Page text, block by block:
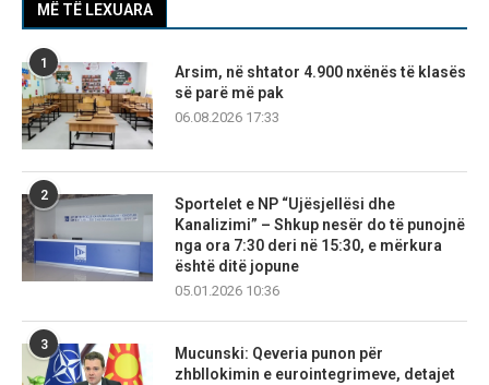
MË TË LEXUARA
1
Arsim, në shtator 4.900 nxënës të klasës
së parë më pak
06.08.2026 17:33
2
Sportelet e NP “Ujësjellësi dhe
Kanalizimi” – Shkup nesër do të punojnë
nga ora 7:30 deri në 15:30, e mërkura
është ditë jopune
05.01.2026 10:36
3
Mucunski: Qeveria punon për
zhbllokimin e eurointegrimeve, detajet